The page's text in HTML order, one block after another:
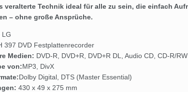
veralterte Technik ideal für alle zu sein, die einfach
– ohne große Ansprüche.
LG
397 DVD Festplattenrecorder
Medien: DVD-R, DVD+R, DVD+R DL, Audio CD, CD-R/RW
von:MP3, DivX
Dolby Digital, DTS (Master Essential)
430 x 49 x 275 mm